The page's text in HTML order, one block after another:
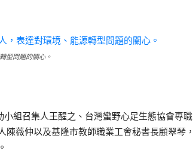
型問題的關心。
組召集人王醒之、台灣蠻野心足生態協會專職
薇仲以及基隆市教師職業工會秘書長顧翠琴，